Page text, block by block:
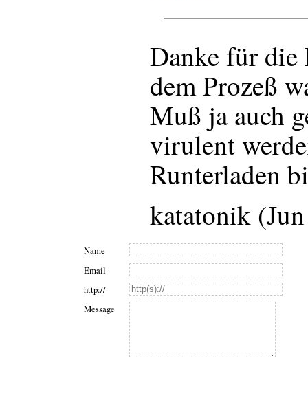
Danke für
dem Prozeß
Muß ja auch
virulent
Runterladen
katatonik
Name
Email
http://
Message